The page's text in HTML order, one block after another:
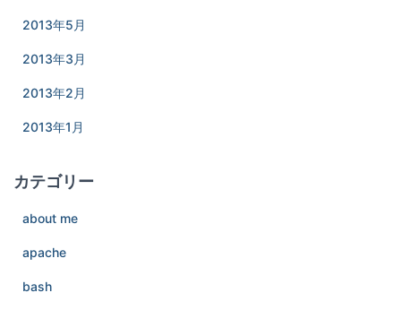
2013年5月
2013年3月
2013年2月
2013年1月
カテゴリー
about me
apache
bash